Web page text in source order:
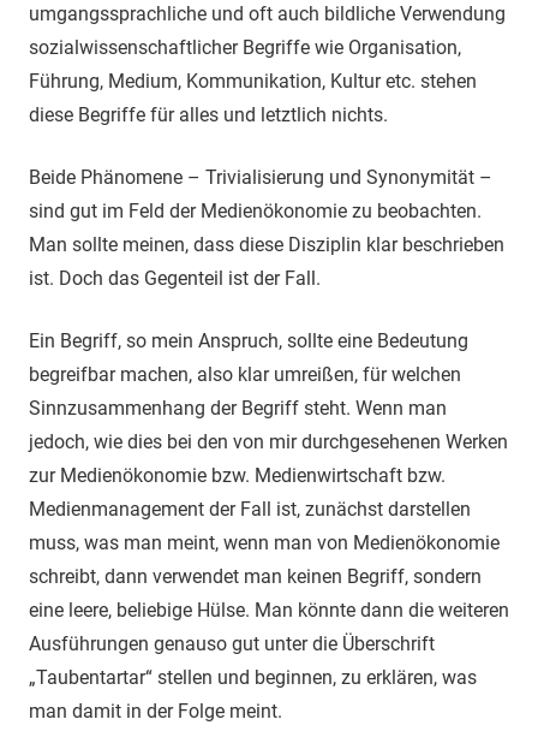
umgangssprachliche und oft auch bildliche Verwendung
sozialwissenschaftlicher Begriffe wie Organisation,
Führung, Medium, Kommunikation, Kultur etc. stehen
diese Begriffe für alles und letztlich nichts.
Beide Phänomene – Trivialisierung und Synonymität –
sind gut im Feld der Medienökonomie zu beobachten.
Man sollte meinen, dass diese Disziplin klar beschrieben
ist. Doch das Gegenteil ist der Fall.
Ein Begriff, so mein Anspruch, sollte eine Bedeutung
begreifbar machen, also klar umreißen, für welchen
Sinnzusammenhang der Begriff steht. Wenn man
jedoch, wie dies bei den von mir durchgesehenen Werken
zur Medienökonomie bzw. Medienwirtschaft bzw.
Medienmanagement der Fall ist, zunächst darstellen
muss, was man meint, wenn man von Medienökonomie
schreibt, dann verwendet man keinen Begriff, sondern
eine leere, beliebige Hülse. Man könnte dann die weiteren
Ausführungen genauso gut unter die Überschrift
„Taubentartar“ stellen und beginnen, zu erklären, was
man damit in der Folge meint.